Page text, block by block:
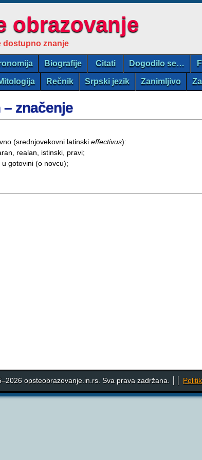
obrazovanje
dostupno znanje
Biografije Citati Dogodilo se…
Rečnik Srpski jezik Zanimljivo
značenje
(srednjovekovni latinski effectivus):
realan, istinski, pravi;
gotovini (o novcu);
opsteobrazovanje.in.rs. Sva prava zadržana. ││